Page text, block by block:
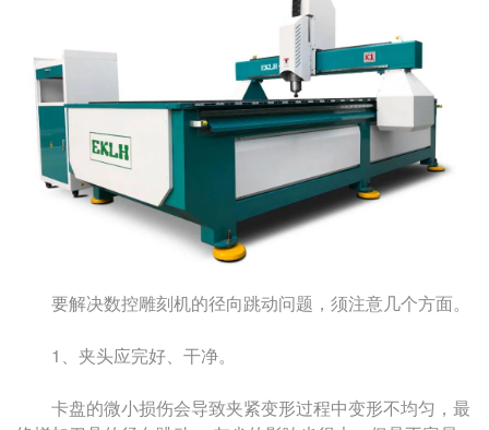
要解决数控雕刻机的径向跳动问题，须注意几个方面。
1、夹头应完好、干净。
卡盘的微小损伤会导致夹紧变形过程中变形不均匀，最